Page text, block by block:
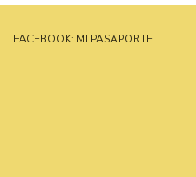
FACEBOOK: MI PASAPORTE